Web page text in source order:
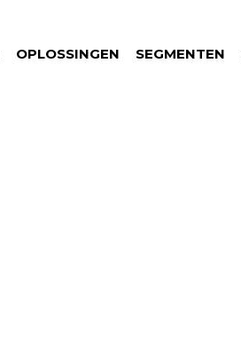
OPLOSSINGEN SEGMENTEN